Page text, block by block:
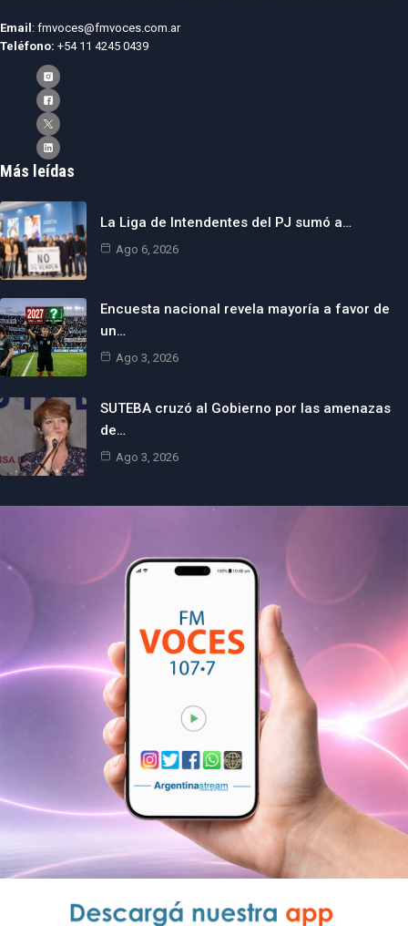
Email : fmvoces@fmvoces.com.ar
Teléfono: +54 11 4245 0439
Más leídas
La Liga de Intendentes del PJ sumó a…
Ago 6, 2026
Encuesta nacional revela mayoría a favor de
un…
Ago 3, 2026
SUTEBA cruzó al Gobierno por las amenazas
de…
Ago 3, 2026